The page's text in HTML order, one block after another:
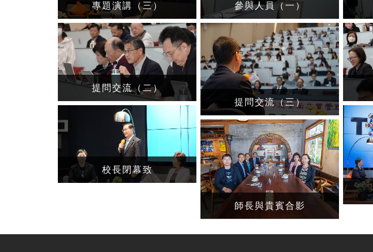
專題演講（三） 參與人員（一）
提問交流（二）
提問交流（三）
校長閉幕致
師長與貴賓合影